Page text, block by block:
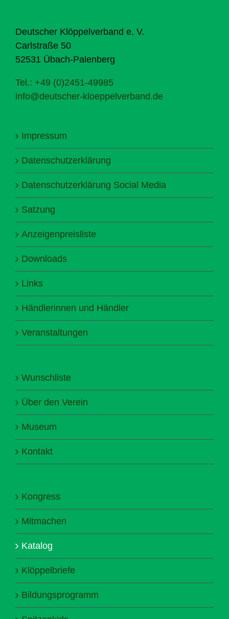
Deutscher Klöppelverband e. V.
Carlstraße 50
52531 Übach-Palenberg
Tel.: +49 (0)2451-49985
info@deutscher-kloeppelverband.de
Impressum
Datenschutzerklärung
Datenschutzerklärung Social Media
Satzung
Anzeigenpreisliste
Downloads
Links
Händlerinnen und Händler
Veranstaltungen
Wunschliste
Über den Verein
Museum
Kontakt
Kongress
Mitmachen
Katalog
Klöppelbriefe
Bildungsprogramm